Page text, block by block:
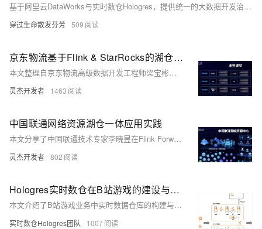
基于阿里云DataWorks与实时数仓Hologres，提供统一的大数据开发治理平台与全链路实时分析能力。DataWorks支持多行业数据集成与管理，Hologres实现海量数据的实时写入与高性能查询分析，二者深度融合，助力企业构建高效、实时的数据驱动决策体系，加速数字化升级。
穿过生命散发芬芳 509
京东物流基于Flink & StarRocks的湖仓建设实践
本文整理自京东物流高级数据开发工程师梁宝彬在Flink Forward Asia 2024的分享，聚焦实时湖仓的探索与建设、应用实践、问题思考及未来展望。内容涵盖京东物流通过Flink和Paimon等技术构建实时湖仓体系的过程，解决复杂业务场景下的数据分析挑战，如多维OLAP分析、大屏监控等。同时，文章详细介绍了基于StarRocks的湖仓一体方案，优化存储成本并提升查询效率，以及存算分离的应用实践。最后，对未来数据服务的发展方向进行了展望，计划推广长周期数据存储服务和原生数据湖建设，进一步提升数据分析能力。
灵杰开发者 1463
中国联通网络资源湖仓一体应用实践
本文分享了中国联通技术专家李晓昱在Flink Forward Asia 2024上的演讲，介绍如何借助Flink+Paimon湖仓一体架构解决传统数仓处理百亿级数据的瓶颈。内容涵盖网络资源中心概况、现有挑战、新架构设计及实施效果。新方案实现了数据一致性100%，同步延迟从3小时降至3分钟，存储成本降低50%，为通信行业提供了高效的数据管理范例。未来将深化流式数仓与智能运维融合，推动数字化升级。
灵杰开发者 802
Hologres实时数仓在B站游戏的建设与实践
本文介绍了B站游戏业务中实时数据仓库的构建与优化过程。为满足日益增长的数据实时性需求，采用了Hologres作为核心组件优化传统Lambda架构，实现了存储层面的流批一体化及离线-实时数据的无缝衔接。文章详细描述了架构选型、分层设计（ODS、DWD、DIM、ADS）及关键技术挑战的解决方法，如高QPS点查、数据乱序重写等。目前，该实时数仓已广泛应用于运营分析、广告投放等多个场景，并计划进一步完善实时指标体系、扩展明细层应用及研发数据实时解析能力。
实时数仓Hologres团队 1007